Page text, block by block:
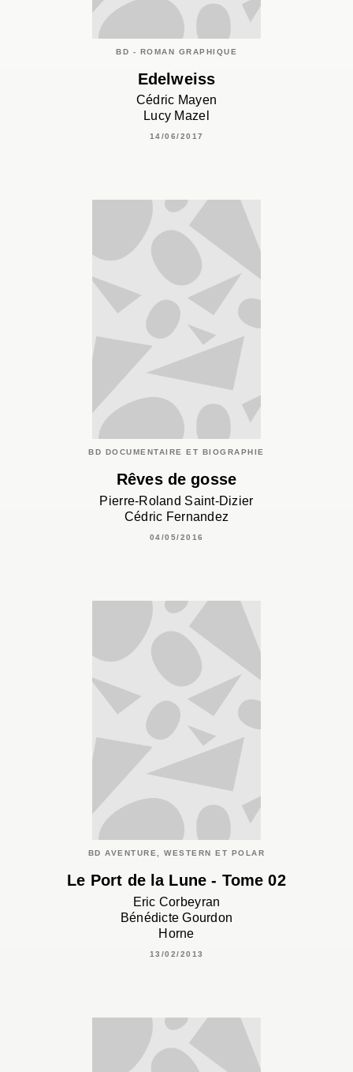
BD - ROMAN GRAPHIQUE
Edelweiss
Cédric Mayen
Lucy Mazel
14/06/2017
BD DOCUMENTAIRE ET BIOGRAPHIE
Rêves de gosse
Pierre-Roland Saint-Dizier
Cédric Fernandez
04/05/2016
BD AVENTURE, WESTERN ET POLAR
Le Port de la Lune - Tome 02
Eric Corbeyran
Bénédicte Gourdon
Horne
13/02/2013